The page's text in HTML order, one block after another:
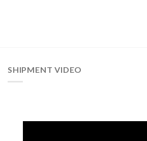
SHIPMENT VIDEO